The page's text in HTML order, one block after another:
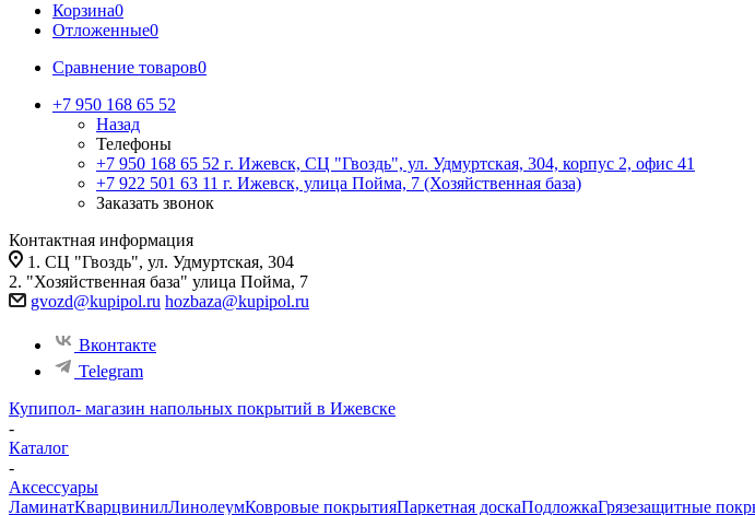
Корзина0
Отложенные0
Сравнение товаров0
+7 950 168 65 52
Назад
Телефоны
+7 950 168 65 52 г. Ижевск, СЦ "Гвоздь", ул. Удмуртская, 304, корпус 2, офис 41
+7 922 501 63 11 г. Ижевск, улица Пойма, 7 (Хозяйственная база)
Заказать звонок
Контактная информация
1. СЦ "Гвоздь", ул. Удмуртская, 304
2. "Хозяйственная база" улица Пойма, 7
gvozd@kupipol.ru hozbaza@kupipol.ru
Вконтакте
Telegram
Купипол- магазин напольных покрытий в Ижевске
-
Каталог
-
Аксессуары
ЛаминатКварцвинилЛинолеумКовровые покрытияПаркетная доскаПодложкаГрязезащитные